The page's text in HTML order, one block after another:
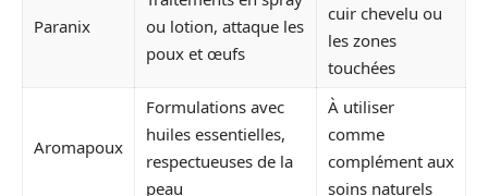
Paranix
ou lotion, attaque les
poux et œufs
cuir chevelu ou
les zones
touchées
Aromapoux
Formulations avec
huiles essentielles,
respectueuses de la
peau
À utiliser
comme
complément aux
soins naturels